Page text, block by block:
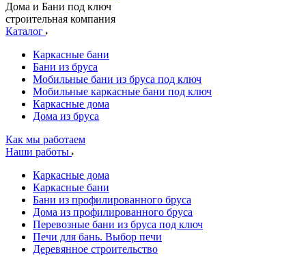
Дома и Бани под ключ
строительная компания
Каталог
Каркасные бани
Бани из бруса
Мобильные бани из бруса под ключ
Мобильные каркасные бани под ключ
Каркасные дома
Дома из бруса
Как мы работаем
Наши работы
Каркасные дома
Каркасные бани
Бани из профилированного бруса
Дома из профилированного бруса
Перевозные бани из бруса под ключ
Печи для бань. Выбор печи
Деревянное строительство